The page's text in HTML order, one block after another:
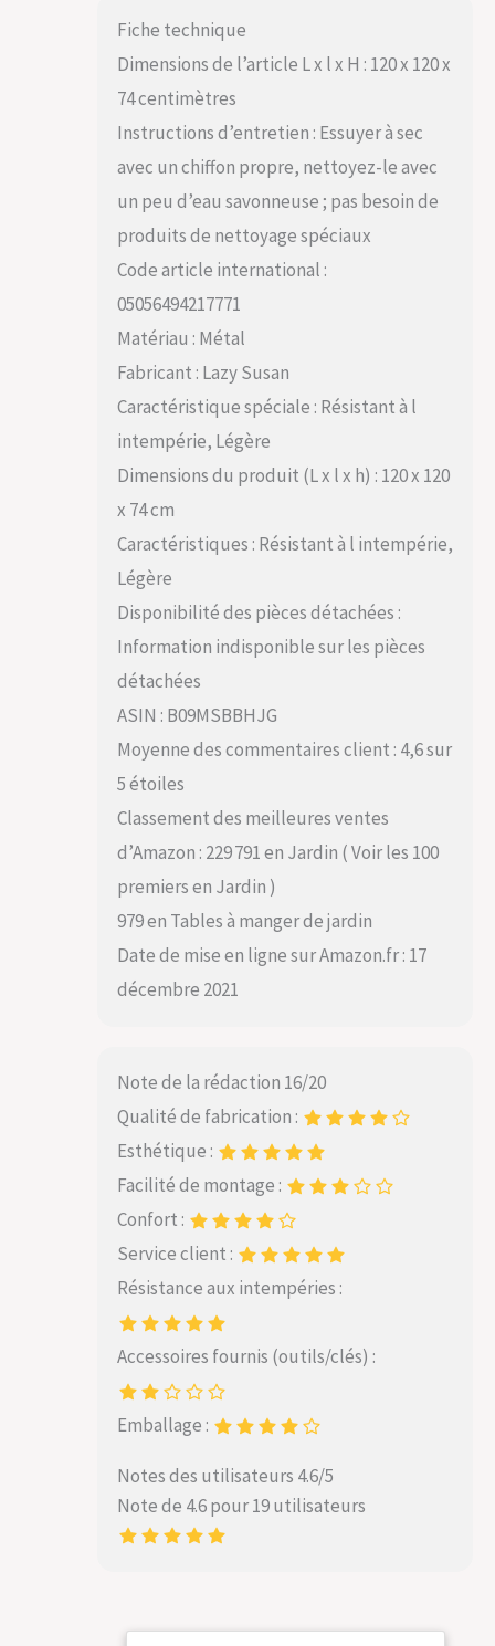
Fiche technique
Dimensions de l’article L x l x H : 120 x 120 x
74 centimètres
Instructions d’entretien : Essuyer à sec
avec un chiffon propre, nettoyez-le avec
un peu d’eau savonneuse ; pas besoin de
produits de nettoyage spéciaux
Code article international :
05056494217771
Matériau : Métal
Fabricant : Lazy Susan
Caractéristique spéciale : Résistant à l
intempérie, Légère
Dimensions du produit (L x l x h) : 120 x 120
x 74 cm
Caractéristiques : Résistant à l intempérie,
Légère
Disponibilité des pièces détachées :
Information indisponible sur les pièces
détachées
ASIN : B09MSBBHJG
Moyenne des commentaires client : 4,6 sur
5 étoiles
Classement des meilleures ventes
d’Amazon : 229 791 en Jardin ( Voir les 100
premiers en Jardin )
979 en Tables à manger de jardin
Date de mise en ligne sur Amazon.fr : 17
décembre 2021
Note de la rédaction 16/20
Qualité de fabrication :
Esthétique :
Facilité de montage :
Confort :
Service client :
Résistance aux intempéries :
Accessoires fournis (outils/clés) :
Emballage :
Notes des utilisateurs 4.6/5
Note de 4.6 pour 19 utilisateurs